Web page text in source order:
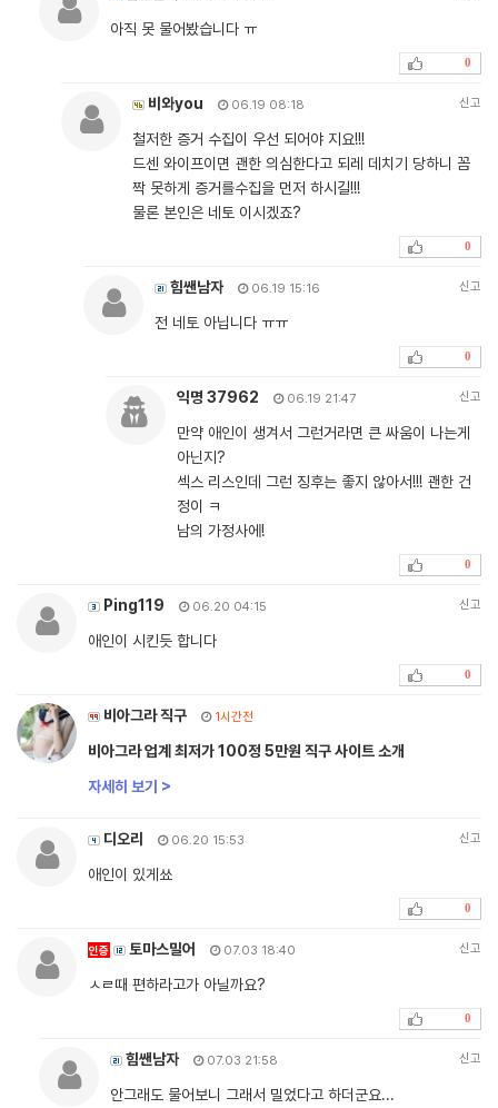
아직 못 물어봤습니다 ㅠ
0
비와you 06.19 08:18 신고
철저한 증거 수집이 우선 되어야 지요!!!
드센 와이프이면 괜한 의심한다고 되레 데치기 당하니 꼼
짝 못하게 증거를수집을 먼저 하시길!!!
물론 본인은 네토 이시겠죠?
0
힘쌘남자 06.19 15:16 신고
전 네토 아닙니다 ㅠㅠ
0
익명 37962 06.19 21:47 신고
만약 애인이 생겨서 그런거라면 큰 싸움이 나는게
아닌지?
섹스 리스인데 그런 징후는 좋지 않아서!!! 괜한 건
정이 ㅋ
남의 가정사에!
0
Ping119 06.20 04:15 신고
애인이 시킨듯 합니다
0
비아그라 직구 1시간전
비아그라 업계 최저가 100정 5만원 직구 사이트 소개
자세히 보기 >
디오리 06.20 15:53 신고
애인이 있게쑈
0
인증 토마스밀어 07.03 18:40 신고
ㅅㄹ때 편하라고가 아닐까요?
0
힘쌘남자 07.03 21:58 신고
안그래도 물어보니 그래서 밀었다고 하더군요...